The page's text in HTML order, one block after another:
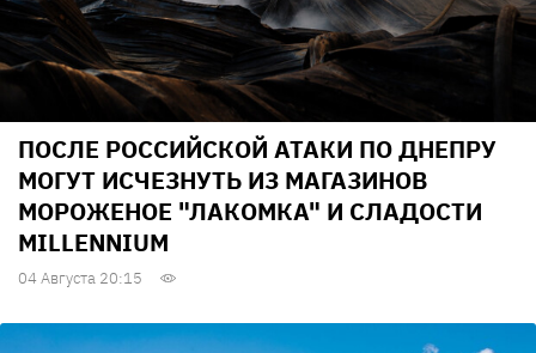
ПОСЛЕ РОССИЙСКОЙ АТАКИ ПО ДНЕПРУ
МОГУТ ИСЧЕЗНУТЬ ИЗ МАГАЗИНОВ
МОРОЖЕНОЕ "ЛАКОМКА" И СЛАДОСТИ
MILLENNIUM
04 Августа 20:15